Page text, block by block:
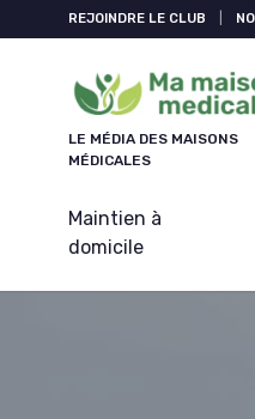
REJOINDRE LE CLUB
LE MÉDIA DES MAISONS
MÉDICALES
Maintien à
domicile
Panneau de gestion des